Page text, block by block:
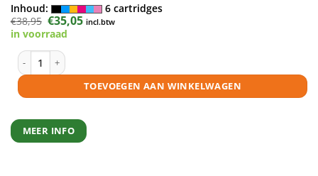
Inhoud:
6 cartridges
€38,95 Oorspronkelijke
prijs
was:
€38,95.
€35,05Huidige
prijs
incl.btw
in voorraad
Epson 24XL (T2438) inktcartridges multipack (zwart + 5 kleuren)
TOEVOEGEN AAN WINKELWAGEN
MEER INFO